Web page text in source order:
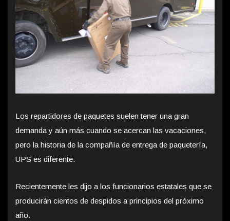
Los repartidores de paquetes suelen tener una gran
demanda y aún más cuando se acercan las vacaciones,
pero la historia de la compañía de entrega de paquetería,
UPS es diferente.
Recientemente les dijo a los funcionarios estatales que se
producirán cientos de despidos a principios del próximo
año.